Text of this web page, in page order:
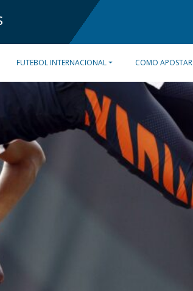
FUTEBOL INTERNACIONAL COMO APOSTAR